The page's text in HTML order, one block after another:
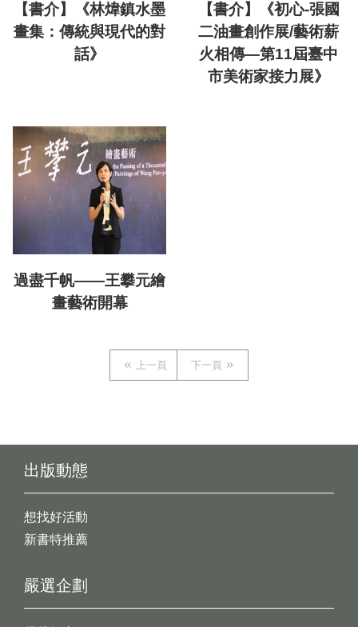
【書介】《林煒鎮水墨
畫集：傳統與現代的對
話》
【書介】《初心-張國
二油畫創作展/藝術薪
火相傳—第11屆臺中
市美術家接力展》
過盡千帆——王攀元繪
畫藝術開幕
上一頁 下一頁
出版動態
想找好活動
新書特推薦
嚴選企劃